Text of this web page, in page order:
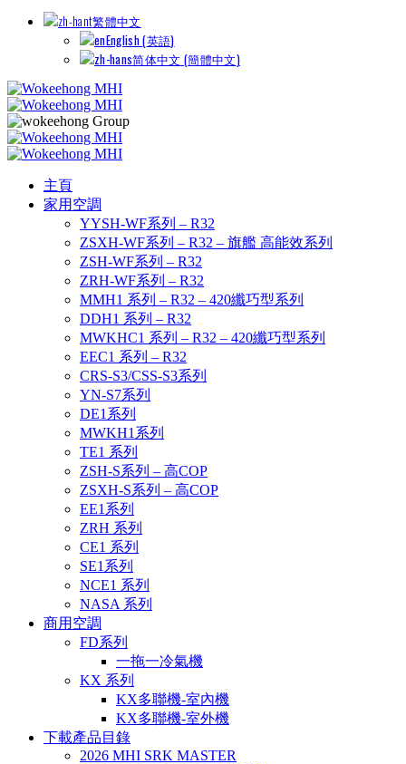
繁體中文
English(英語)
简体中文 (簡體中文)
主頁
家用空調
YYSH-WF系列 – R32
ZSXH-WF系列 – R32 – 旗艦 高能效系列
ZSH-WF系列 – R32
ZRH-WF系列 – R32
MMH1 系列 – R32 – 420纖巧型系列
DDH1 系列 – R32
MWKHC1 系列 – R32 – 420纖巧型系列
EEC1 系列 – R32
CRS-S3/CSS-S3系列
YN-S7系列
DE1系列
MWKH1系列
TE1 系列
ZSH-S系列 – 高COP
ZSXH-S系列 – 高COP
EE1系列
ZRH 系列
CE1 系列
SE1系列
NCE1 系列
NASA 系列
商用空調
FD系列
一拖一冷氣機
KX 系列
KX多聯機-室內機
KX多聯機-室外機
下載產品目錄
2026 MHI SRK MASTER